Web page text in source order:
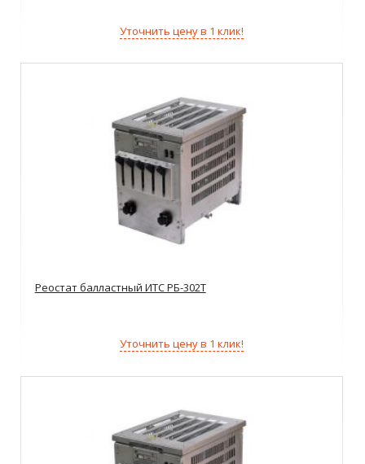
Уточнить цену в 1 клик!
Реостат балластный ИТС РБ-302Т
Уточнить цену в 1 клик!